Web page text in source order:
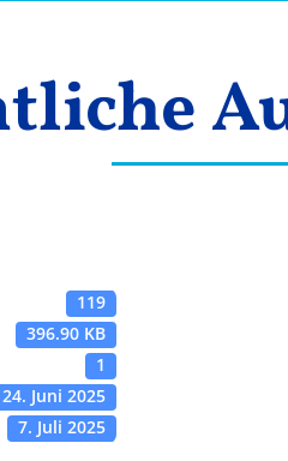
119
396.90 KB
1
24. Juni 2025
7. Juli 2025